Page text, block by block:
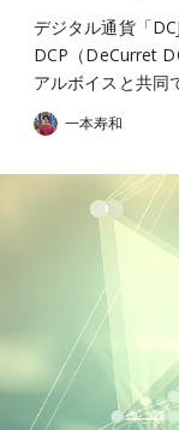
デジタル通貨「
DCP（DeCurret
アルボイスと共同
一本寿和